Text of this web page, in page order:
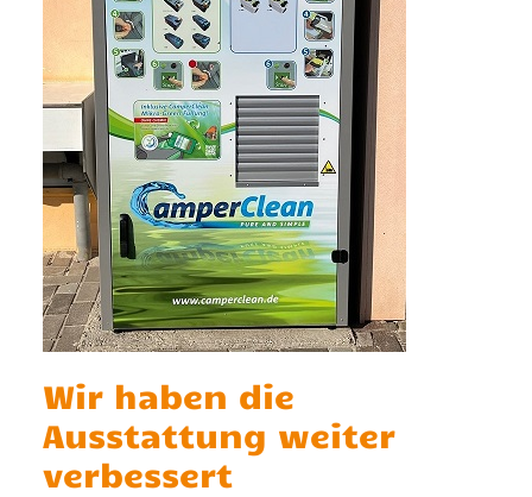
Wir haben die
Ausstattung weiter
verbessert